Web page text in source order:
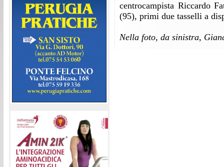
centrocampista Riccardo
(95), primi due tasselli a
Nella foto, da sinistra,